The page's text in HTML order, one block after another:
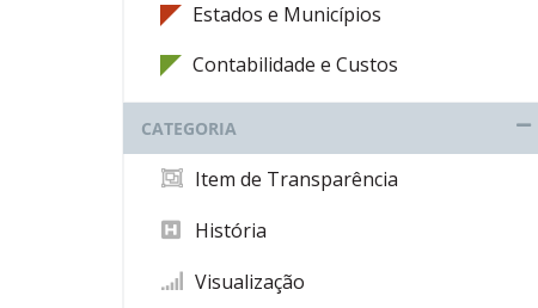
Estados e Municípios
Contabilidade e Custos
CATEGORIA
Item de Transparência
História
Visualização